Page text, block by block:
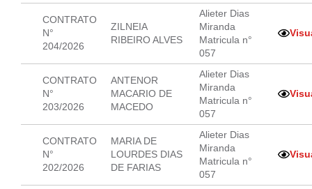
CONTRATO
N°
204/2026
ZILNEIA
RIBEIRO ALVES
Alieter Dias
Miranda
Matricula n°
057
CONTRATO
N°
203/2026
ANTENOR
MACARIO DE
MACEDO
Alieter Dias
Miranda
Matricula n°
057
CONTRATO
N°
202/2026
MARIA DE
LOURDES DIAS
DE FARIAS
Alieter Dias
Miranda
Matricula n°
057